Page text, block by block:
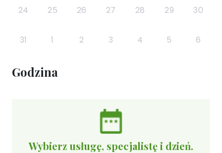
24 25 26 27 28 29 30
31 1 2 3 4 5 6
Godzina
Wybierz usługę, specjalistę i dzień.